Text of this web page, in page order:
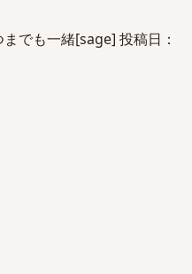
でも一緒[sage] 投稿日：